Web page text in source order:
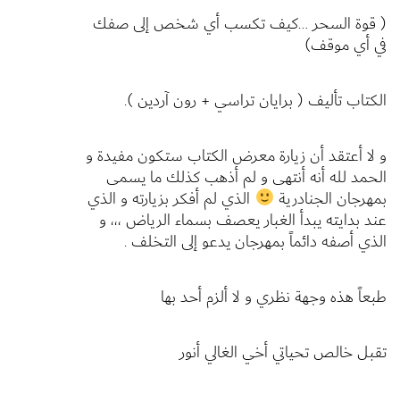
( قوة السحر …كيف تكسب أي شخص إلى صفك
في أي موقف)
الكتاب تأليف ( برايان تراسي + رون آردين ).
و لا أعتقد أن زيارة معرض الكتاب ستكون مفيدة و
الحمد لله أنه أنتهى و لم أذهب كذلك ما يسمى
بمهرجان الجنادرية الذي لم أفكر بزيارته و الذي
عند بدايته يبدأ الغبار يعصف بسماء الرياض ،،، و
الذي أصفه دائماً بمهرجان يدعو إلى التخلف .
طبعاً هذه وجهة نظري و لا ألزم أحد بها
تقبل خالص تحياتي أخي الغالي أنور